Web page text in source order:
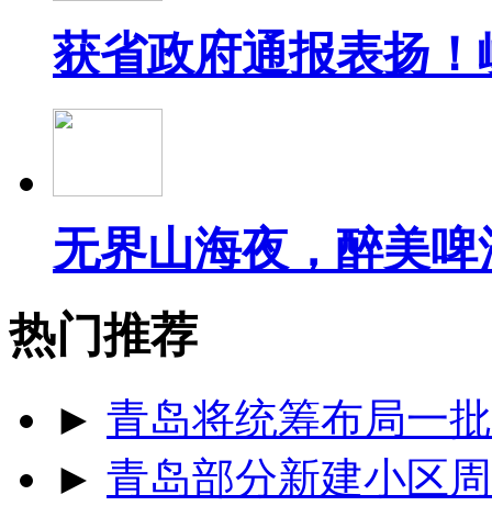
获省政府通报表扬
无界山海夜，醉美
热门推荐
► 青岛将统筹布局一
► 青岛部分新建小区